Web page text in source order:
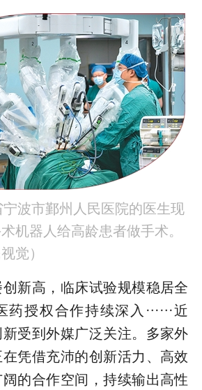
波市鄞州人民医院的医生现
机器人给高龄患者做手术。
觉）
新高，临床试验规模稳居全
药授权合作持续深入……近
受到外媒广泛关注。多家外
凭借充沛的创新活力、高效
的合作空间，持续输出高性